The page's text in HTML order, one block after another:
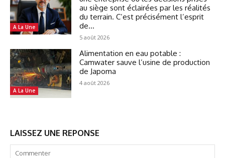
A La Une
au siège sont éclairées par les réalités
du terrain. C’est précisément l’esprit
de...
5 août 2026
A La Une
Alimentation en eau potable :
Camwater sauve l’usine de production
de Japoma
4 août 2026
LAISSEZ UNE REPONSE